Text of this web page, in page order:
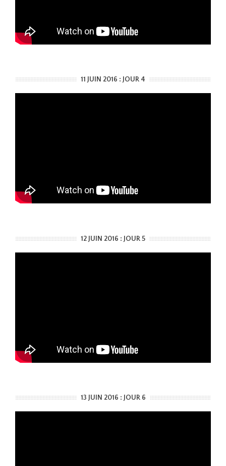
11 JUIN 2016 : JOUR 4
12 JUIN 2016 : JOUR 5
13 JUIN 2016 : JOUR 6